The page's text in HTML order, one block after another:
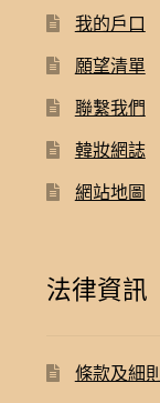
我的戶口
願望清單
聯繫我們
韓妝網誌
網站地圖
法律資訊
條款及細則